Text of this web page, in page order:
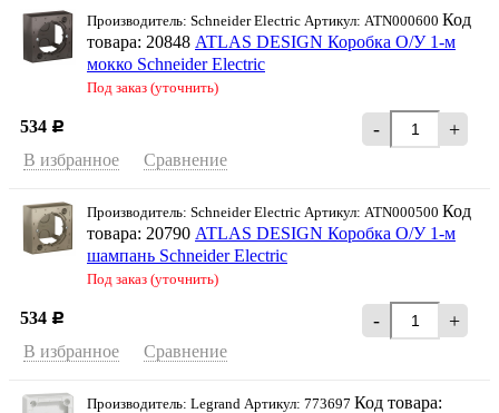
Производитель: Schneider Electriс Артикул: ATN000600 Код
товара: 20848 ATLAS DESIGN Коробка О/У 1-м
мокко Schneider Еleсtric
Под заказ (уточнить)
534 Р - +
В избранное Сравнение
Производитель: Schneider Electriс Артикул: ATN000500 Код
товара: 20790 ATLAS DESIGN Коробка О/У 1-м
шампань Schneider Еleсtric
Под заказ (уточнить)
534 Р - +
В избранное Сравнение
Производитель: Legrand Артикул: 773697 Код товара: